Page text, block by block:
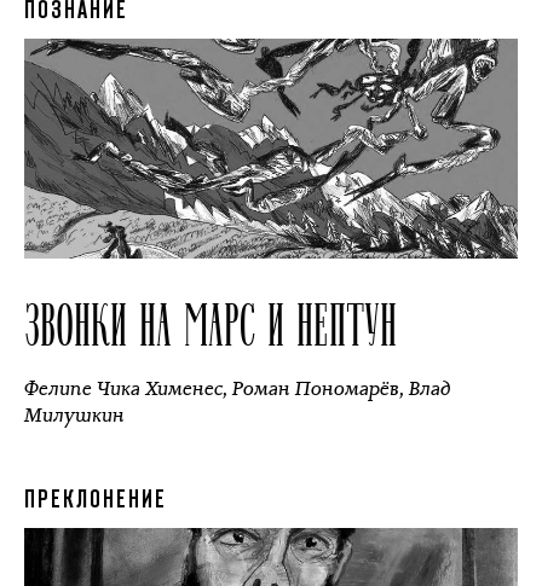
ПОЗНАНИЕ
ЗВОНКИ НА МАРС И НЕПТУН
Фелипе Чика Хименес,Роман Пономарёв,Влад
Милушкин
ПРЕКЛОНЕНИЕ